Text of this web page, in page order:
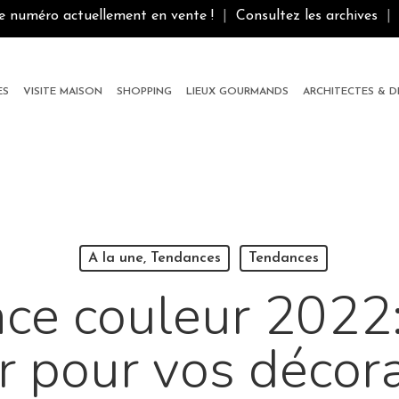
numéro actuellement en vente ! Consultez les archives
VISITE MAISON SHOPPING LIEUX GOURMANDS ARCHITECTES &
A la une, Tendances Tendances
couleur
pour vos